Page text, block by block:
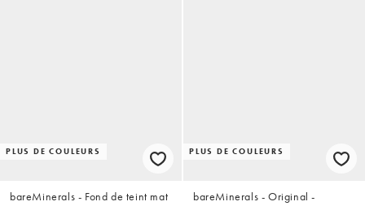
PLUS DE COULEURS
bareMinerals - Fond de teint mat
PLUS DE COULEURS
bareMinerals - Original -